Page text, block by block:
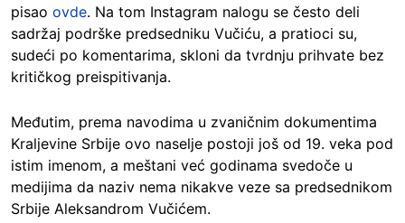
pisao ovde. Na tom Instagram nalogu se često deli
sadržaj podrške predsedniku Vučiću, a pratioci su,
sudeći po komentarima, skloni da tvrdnju prihvate bez
kritičkog preispitivanja.
Međutim, prema navodima u zvaničnim dokumentima
Kraljevine Srbije ovo naselje postoji još od 19. veka pod
istim imenom, a meštani već godinama svedoče u
medijima da naziv nema nikakve veze sa predsednikom
Srbije Aleksandrom Vučićem.